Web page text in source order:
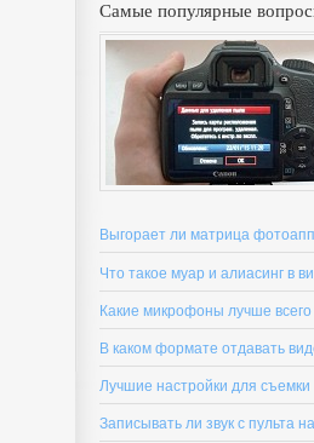
Самые популярные
Выгорает ли матрица
Что такое муар и алиасинг в
Какие микрофоны лучше
В каком формате отдавать
Лучшие настройки для
Записывать ли звук с пульта